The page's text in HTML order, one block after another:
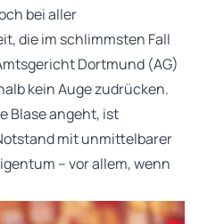
bei aller
die im schlimmsten Fall
Dortmund (AG)
kein Auge zudrücken.
Blase angeht, ist
mit unmittelbarer
– vor allem, wenn